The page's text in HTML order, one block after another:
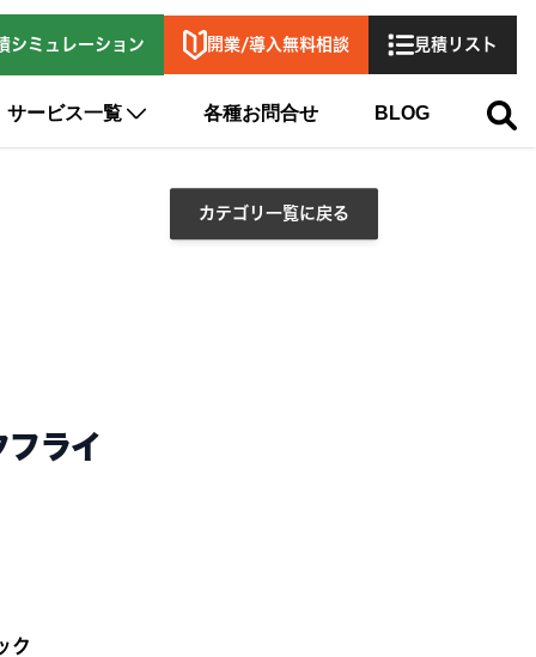
シミュレーション 開業/導入無料相談 見積リスト
サービス一覧 各種お問合せ BLOG
カテゴリ一覧に戻る
ライ
ク